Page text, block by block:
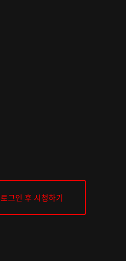
로그인 후 시청하기